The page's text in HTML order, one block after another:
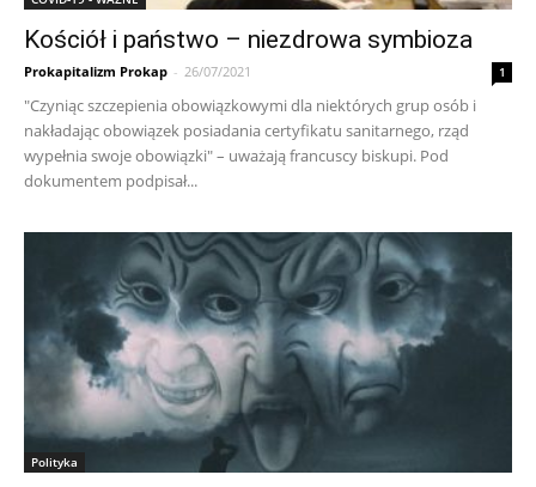
Kościół i państwo – niezdrowa symbioza
Prokapitalizm Prokap - 26/07/2021 1
"Czyniąc szczepienia obowiązkowymi dla niektórych grup osób i
nakładając obowiązek posiadania certyfikatu sanitarnego, rząd
wypełnia swoje obowiązki" – uważają francuscy biskupi. Pod
dokumentem podpisał...
Polityka